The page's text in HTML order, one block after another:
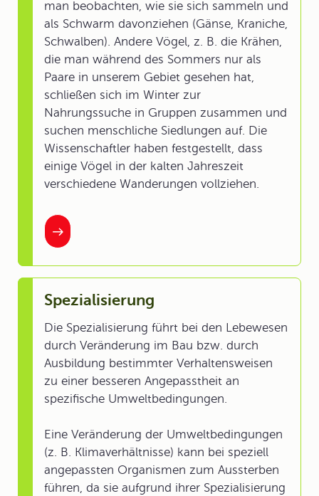
man beobachten, wie sie sich sammeln und
als Schwarm davonziehen (Gänse, Kraniche,
Schwalben). Andere Vögel, z. B. die Krähen,
die man während des Sommers nur als
Paare in unserem Gebiet gesehen hat,
schließen sich im Winter zur
Nahrungssuche in Gruppen zusammen und
suchen menschliche Siedlungen auf. Die
Wissenschaftler haben festgestellt, dass
einige Vögel in der kalten Jahreszeit
verschiedene Wanderungen vollziehen.
Spezialisierung
Die Spezialisierung führt bei den Lebewesen
durch Veränderung im Bau bzw. durch
Ausbildung bestimmter Verhaltensweisen
zu einer besseren Angepasstheit an
spezifische Umweltbedingungen.
Eine Veränderung der Umweltbedingungen
(z. B. Klimaverhältnisse) kann bei speziell
angepassten Organismen zum Aussterben
führen, da sie aufgrund ihrer Spezialisierung